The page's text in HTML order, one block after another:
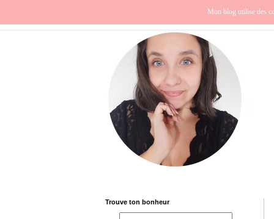
Europe
Trouve ton bonheur
Mon blog utilise des